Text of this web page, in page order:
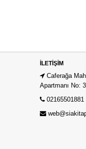
İLETIŞIM
Caferağa
Apartmanı No:
02165501881